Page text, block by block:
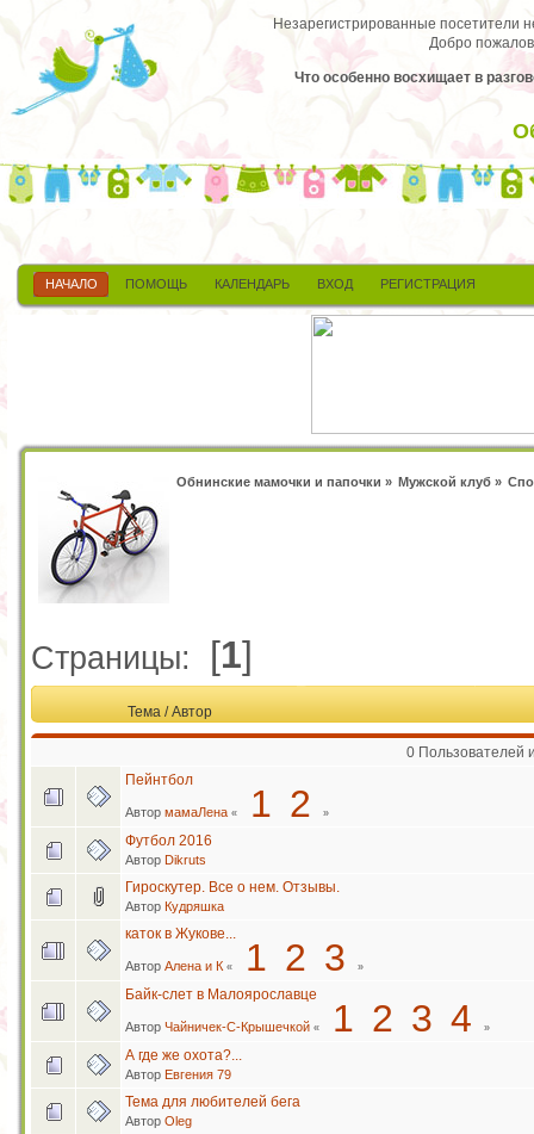
Незарегистрированные посетители
Добро
Что особенно восхищает в
НАЧАЛО ПОМОЩЬ КАЛЕНДАРЬ ВХОД РЕГИСТРАЦИЯ
Обнинские мамочки и папочки » Мужской клуб»
Страницы: [1]
Тема /Автор
0 Пользователей
Пейнтбол
Автор мамаЛена « 1 2 »
Футбол 2016
Автор Dikruts
Гироскутер. Все о нем. Отзывы.
Автор Кудряшка
каток в Жукове...
Автор Алена и К « 1 2 3 »
Байк-слет в Малоярославце
Автор Чайничек-С-Крышечкой « 1 2 3 4 »
А где же охота?...
Автор Евгения 79
Тема для любителей бега
Автор Oleg